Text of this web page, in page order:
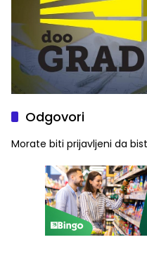
Odgovori
Morate biti prijavljeni da